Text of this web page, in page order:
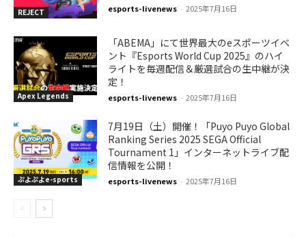
REJECT esports-livenews - 2025年7月16日
Apex Legends
「ABEMA」にて世界最大のeスポーツイベ
ント『Esports World Cup 2025』のハイ
ライトを毎週配信＆厳選試合の生中継が決
定！
esports-livenews - 2025年7月16日
ぷよぷよe-sports
7月19日（土）開催！「Puyo Puyo Global
Ranking Series 2025 SEGA Official
Tournament 1」インターネットライブ配
信情報を公開！
esports-livenews - 2025年7月16日